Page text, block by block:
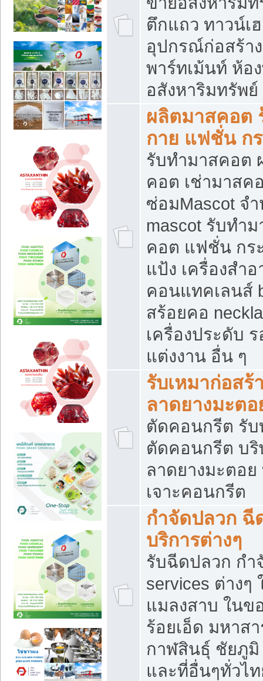
ตึกแถว ทาวน์เ
อุปกรณ์ก่อสร้า
พาร์ทเม้นท์ ห้อ
อสังหาริมทรัพ
ผลิตมาสคอต
กาย แฟชั่น กร
รับทำมาสคอต
คอต เช่ามาสค
ซ่อมMascot จ
mascot รับทำ
คอต แฟชั่น กระ
แป้ง เครื่องสำ
คอนแทคเลนส์
สร้อยคอ
เครื่องประดับ ร
แต่งงาน อื่น ๆ
รับเหมาก่อส
ลาดยางมะต
ตัดคอนกรีต รับ
ตัดคอนกรีต บริ
ลาดยางมะตอ
เจาะคอนกรีต
กำจัดปลวก ฉี
บริการต่างๆ
รับฉีดปลวก กำ
services ต่าง
แมลงสาบ ใน
ร้อยเอ็ด มหาส
กาฬสินธุ์ ชัยภู
และที่อื่นๆทั่วไ